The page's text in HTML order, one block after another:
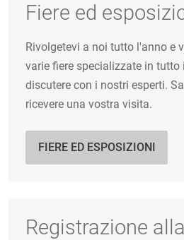
Fiere ed
Rivolgetevi a noi tutto l'anno e
varie fiere specializzate in tutto
discutere con i nostri esperti.
ricevere una vostra visita.
FIERE ED ESPOSIZIONI
Registrazione